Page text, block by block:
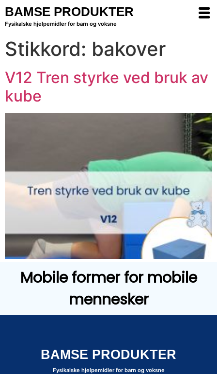
BAMSE PRODUKTER
Fysikalske hjelpemidler for barn og voksne
Stikkord: bakover
V12 Tren styrke ved bruk av
kube
Mobile former for mobile
mennesker
BAMSE PRODUKTER
Fysikalske hjelpemidler for barn og voksne